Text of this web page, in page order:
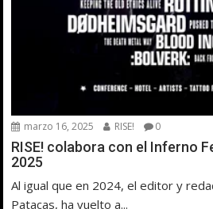
marzo 16, 2025 RISE! 0
RISE! colabora con el Inferno
2025
Al igual que en 2024, el editor y
Patacas, ha vuelto a...